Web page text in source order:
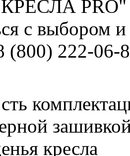
PRO"
с выбором
(800) 222-06-